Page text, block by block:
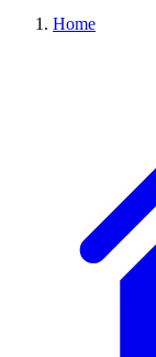
Home